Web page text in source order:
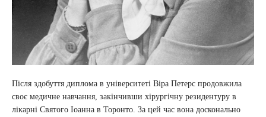
Після здобуття диплома в університеті Віра Петерс продовжила
своє медичне навчання, закінчивши хірургічну резидентуру в
лікарні Святого Іоанна в Торонто. За цей час вона досконально